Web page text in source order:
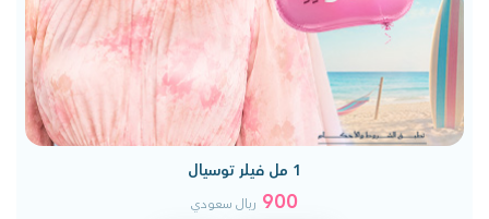
1 مل فيلر توسيال
900 ريال سعودي